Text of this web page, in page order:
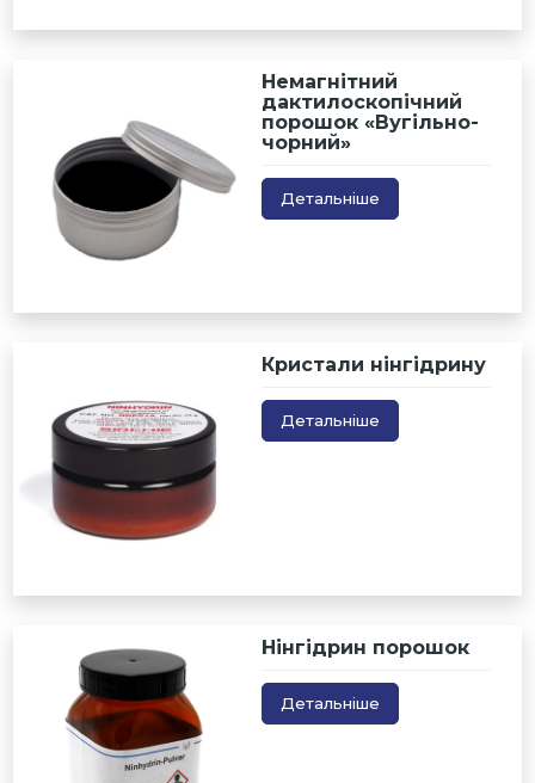
Немагнітний
дактилоскопічний
порошок «Вугільно-
чорний»
Детальніше
Кристали нінгідрину
Детальніше
Нінгідрин порошок
Детальніше